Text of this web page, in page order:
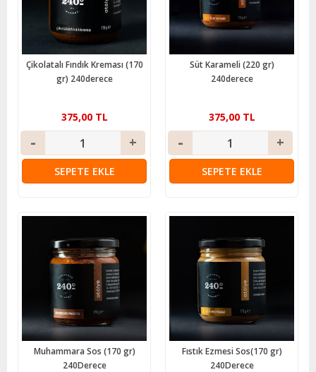
Çikolatalı Fındık Kreması (170
gr) 240derece
375,00 TL
SEPETE EKLE
Süt Karameli (220 gr)
240derece
375,00 TL
SEPETE EKLE
Muhammara Sos (170 gr)
240Derece
Fıstık Ezmesi Sos(170 gr)
240Derece